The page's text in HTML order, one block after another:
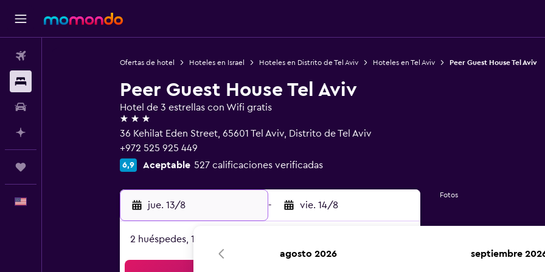
Ofertas de hotel Hoteles en Israel Hoteles en Distrito de Tel Aviv Hoteles en Tel Aviv Peer Guest House Tel Aviv
Peer Guest House Tel Aviv
Hotel de 3 estrellas con Wifi gratis
3 estrellas
36 Kehilat Eden Street, 65601 Tel Aviv, Distrito de Tel Aviv
+972 525 925 449
6,9 Aceptable 527 calificaciones verificadas
jue. 13/8 - vie. 14/8
2 huéspedes, 1 habitación
Fotos
agosto 2026 septiembre